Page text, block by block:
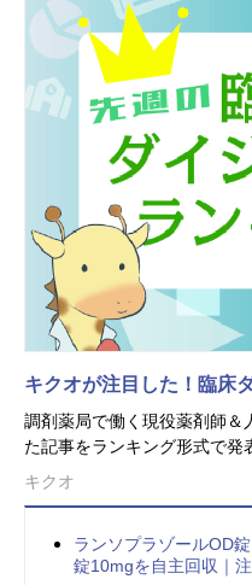
キクオが注目した！臨床
調剤薬局で働く現役薬剤師＆
た記事をランキング形式で発
キクオ
ランソプラゾールOD
錠10mgを自主回収｜